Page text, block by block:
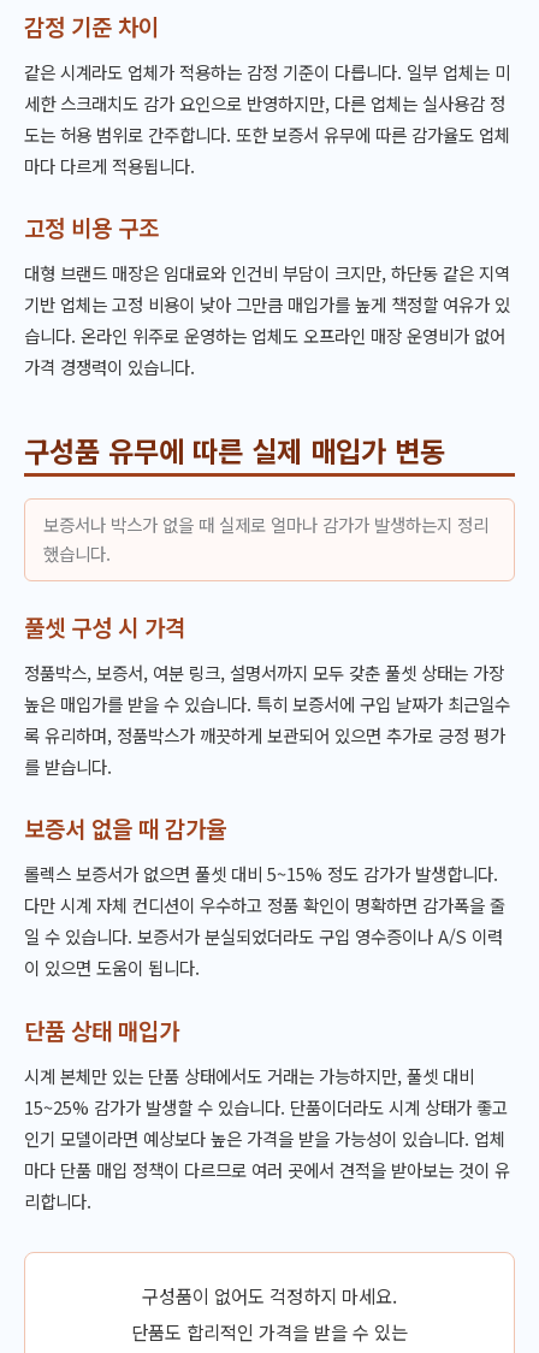
감정 기준 차이
같은 시계라도 업체가 적용하는 감정 기준이 다릅니다. 일부 업체는 미
세한 스크래치도 감가 요인으로 반영하지만, 다른 업체는 실사용감 정
도는 허용 범위로 간주합니다. 또한 보증서 유무에 따른 감가율도 업체
마다 다르게 적용됩니다.
고정 비용 구조
대형 브랜드 매장은 임대료와 인건비 부담이 크지만, 하단동 같은 지역
기반 업체는 고정 비용이 낮아 그만큼 매입가를 높게 책정할 여유가 있
습니다. 온라인 위주로 운영하는 업체도 오프라인 매장 운영비가 없어
가격 경쟁력이 있습니다.
구성품 유무에 따른 실제 매입가 변동
보증서나 박스가 없을 때 실제로 얼마나 감가가 발생하는지 정리
했습니다.
풀셋 구성 시 가격
정품박스, 보증서, 여분 링크, 설명서까지 모두 갖춘 풀셋 상태는 가장
높은 매입가를 받을 수 있습니다. 특히 보증서에 구입 날짜가 최근일수
록 유리하며, 정품박스가 깨끗하게 보관되어 있으면 추가로 긍정 평가
를 받습니다.
보증서 없을 때 감가율
롤렉스 보증서가 없으면 풀셋 대비 5~15% 정도 감가가 발생합니다.
다만 시계 자체 컨디션이 우수하고 정품 확인이 명확하면 감가폭을 줄
일 수 있습니다. 보증서가 분실되었더라도 구입 영수증이나 A/S 이력
이 있으면 도움이 됩니다.
단품 상태 매입가
시계 본체만 있는 단품 상태에서도 거래는 가능하지만, 풀셋 대비
15~25% 감가가 발생할 수 있습니다. 단품이더라도 시계 상태가 좋고
인기 모델이라면 예상보다 높은 가격을 받을 가능성이 있습니다. 업체
마다 단품 매입 정책이 다르므로 여러 곳에서 견적을 받아보는 것이 유
리합니다.
구성품이 없어도 걱정하지 마세요.
단품도 합리적인 가격을 받을 수 있는